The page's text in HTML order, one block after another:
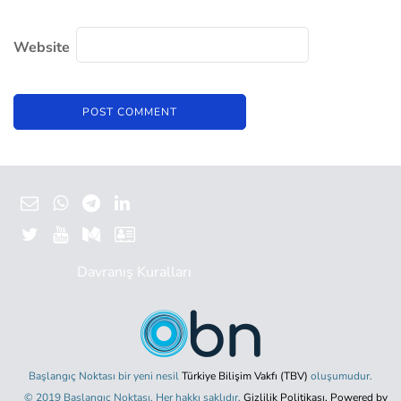
Website
Davranış Kuralları
Başlangıç Noktası bir yeni nesilTürkiye Bilişim Vakfı (TBV) oluşumudur.
© 2019 Başlangıç Noktası. Her hakkı saklıdır. Gizlilik Politikası. Powered by